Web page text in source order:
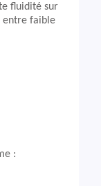
fluidité sur
entre faible
: